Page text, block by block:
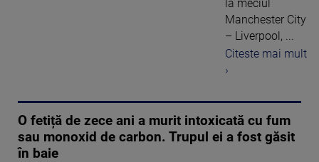
la meciul
Manchester City
– Liverpool, ...
Citeste mai mult
›
O fetiță de zece ani a murit intoxicată cu fum
sau monoxid de carbon. Trupul ei a fost găsit
în baie